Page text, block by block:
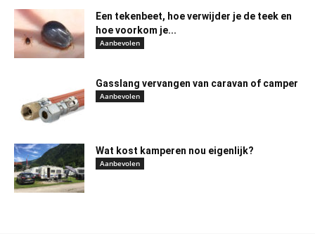
Een tekenbeet, hoe verwijder je de teek en
hoe voorkom je...
Aanbevolen
Gasslang vervangen van caravan of camper
Aanbevolen
Wat kost kamperen nou eigenlijk?
Aanbevolen